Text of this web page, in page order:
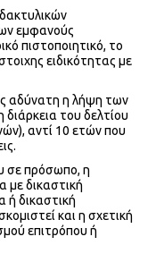
εμφανούς
πιστοποιητικό, το
ειδικότητας με
αδύνατη η λήψη των
του δελτίου
αντί 10 ετών που
σε πρόσωπο, η
με δικαστική
ή δικαστική
και η σχετική
επιτρόπου ή